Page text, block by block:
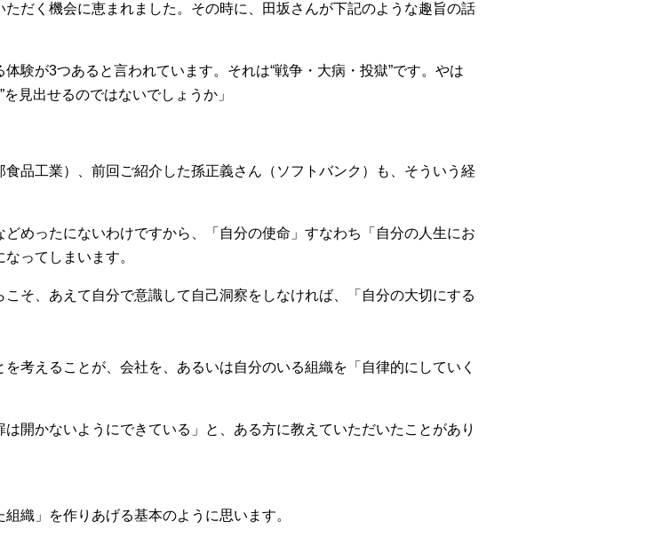
だく機会に恵まれました。その時に、田坂さんが下記のような趣旨の話
験が3つあると言われています。それは“戦争・大病・投獄”です。やは
を見出せるのではないでしょうか」
品工業）、前回ご紹介した孫正義さん（ソフトバンク）も、そういう経
めったにないわけですから、「自分の使命」すなわち「自分の人生にお
ってしまいます。
そ、あえて自分で意識して自己洞察をしなければ、「自分の大切にする
考えることが、会社を、あるいは自分のいる組織を「自律的にしていく
開かないようにできている」と、ある方に教えていただいたことがあり
織」を作りあげる基本のように思います。